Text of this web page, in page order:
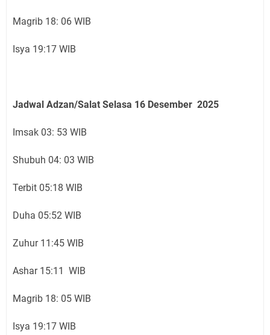
Magrib 18: 06 WIB
Isya 19:17 WIB
Jadwal Adzan/Salat Selasa 16 Desember 2025
Imsak 03: 53 WIB
Shubuh 04: 03 WIB
Terbit 05:18 WIB
Duha 05:52 WIB
Zuhur 11:45 WIB
Ashar 15:11 WIB
Magrib 18: 05 WIB
Isya 19:17 WIB